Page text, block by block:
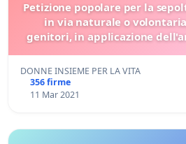
Petizione popolare per la
in via naturale o
genitori, in applicazione
DONNE INSIEME PER LA VITA
356 firme
11 Mar 2021